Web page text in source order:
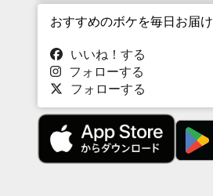
おすすめのボケを毎日お届け
いいね！する
フォローする
フォローする